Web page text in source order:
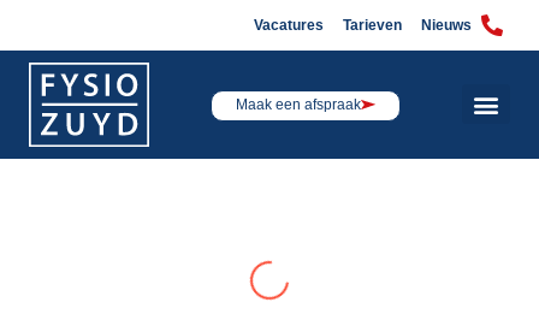
Vacatures Tarieven Nieuws
Maak een afspraak